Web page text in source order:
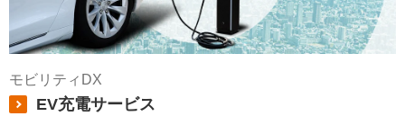
モビリティDX
EV充電サービス